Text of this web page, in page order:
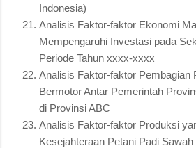
Indonesia)
Analisis Faktor-faktor Ekonomi
Mempengaruhi Investasi pada
Periode Tahun xxxx-xxxx
Analisis Faktor-faktor Pembagian
Bermotor Antar Pemerintah
di Provinsi ABC
Analisis Faktor-faktor Produksi
Kesejahteraan Petani Padi